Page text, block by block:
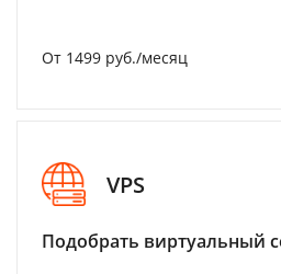
От 1499 руб./месяц
VPS
Подобрать виртуальный